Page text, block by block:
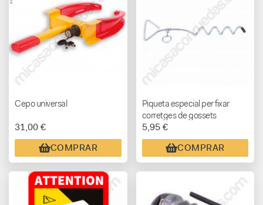
Cepo universal
31,00 €
COMPRAR
Piqueta especial per fixar
corretges de gossets
5,95 €
COMPRAR